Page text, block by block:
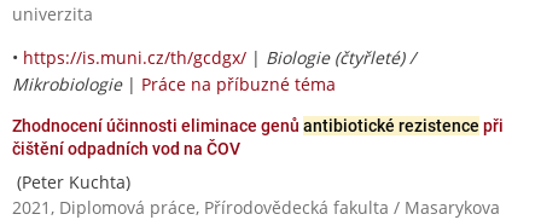
univerzita
• https://is.muni.cz/th/gcdgx/ | Biologie (čtyřleté) /
Mikrobiologie| Práce na příbuzné téma
Zhodnocení účinnosti eliminace genů antibiotické rezistence při
čištění odpadních vod na ČOV
(Peter Kuchta)
2021, Diplomová práce, Přírodovědecká fakulta / Masarykova